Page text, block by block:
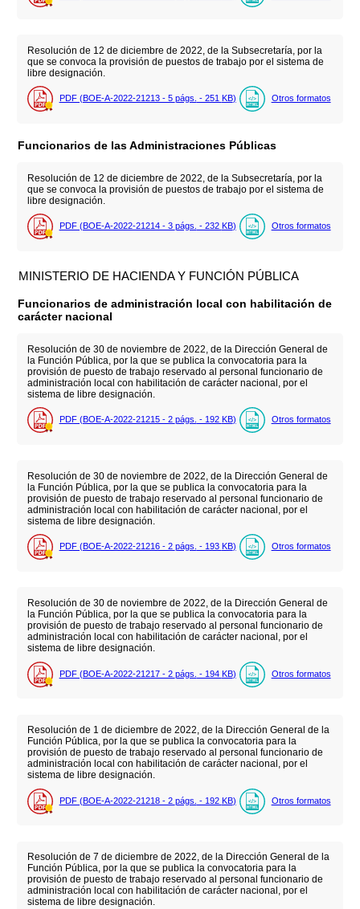
Resolución de 12 de diciembre de 2022, de la Subsecretaría, por la
que se convoca la provisión de puestos de trabajo por el sistema de
libre designación.
PDF (BOE-A-2022-21213 - 5 págs. - 251 KB) Otros formatos
Funcionarios de las Administraciones Públicas
Resolución de 12 de diciembre de 2022, de la Subsecretaría, por la
que se convoca la provisión de puestos de trabajo por el sistema de
libre designación.
PDF (BOE-A-2022-21214 - 3 págs. - 232 KB) Otros formatos
MINISTERIO DE HACIENDA Y FUNCIÓN PÚBLICA
Funcionarios de administración local con habilitación de
carácter nacional
Resolución de 30 de noviembre de 2022, de la Dirección General de
la Función Pública, por la que se publica la convocatoria para la
provisión de puesto de trabajo reservado al personal funcionario de
administración local con habilitación de carácter nacional, por el
sistema de libre designación.
PDF (BOE-A-2022-21215 - 2 págs. - 192 KB) Otros formatos
Resolución de 30 de noviembre de 2022, de la Dirección General de
la Función Pública, por la que se publica la convocatoria para la
provisión de puesto de trabajo reservado al personal funcionario de
administración local con habilitación de carácter nacional, por el
sistema de libre designación.
PDF (BOE-A-2022-21216 - 2 págs. - 193 KB) Otros formatos
Resolución de 30 de noviembre de 2022, de la Dirección General de
la Función Pública, por la que se publica la convocatoria para la
provisión de puesto de trabajo reservado al personal funcionario de
administración local con habilitación de carácter nacional, por el
sistema de libre designación.
PDF (BOE-A-2022-21217 - 2 págs. - 194 KB) Otros formatos
Resolución de 1 de diciembre de 2022, de la Dirección General de la
Función Pública, por la que se publica la convocatoria para la
provisión de puesto de trabajo reservado al personal funcionario de
administración local con habilitación de carácter nacional, por el
sistema de libre designación.
PDF (BOE-A-2022-21218 - 2 págs. - 192 KB) Otros formatos
Resolución de 7 de diciembre de 2022, de la Dirección General de la
Función Pública, por la que se publica la convocatoria para la
provisión de puesto de trabajo reservado al personal funcionario de
administración local con habilitación de carácter nacional, por el
sistema de libre designación.